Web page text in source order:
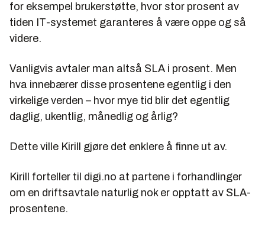
for eksempel brukerstøtte, hvor stor prosent av
tiden IT-systemet garanteres å være oppe og så
videre.
Vanligvis avtaler man altså SLA i prosent. Men
hva innebærer disse prosentene egentlig i den
virkelige verden – hvor mye tid blir det egentlig
daglig, ukentlig, månedlig og årlig?
Dette ville Kirill gjøre det enklere å finne ut av.
Kirill forteller til digi.no at partene i forhandlinger
om en driftsavtale naturlig nok er opptatt av SLA-
prosentene.